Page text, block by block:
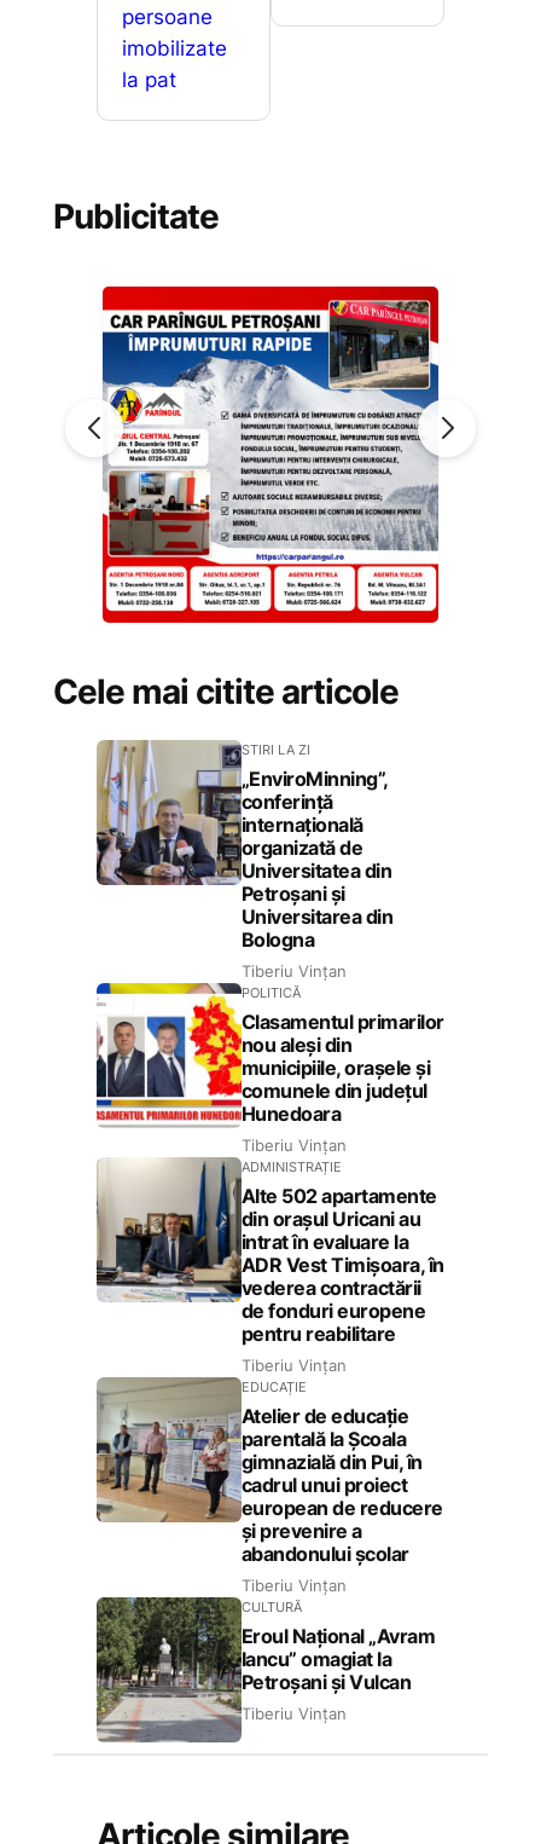
persoane
imobilizate
la pat
Publicitate
Cele mai citite articole
STIRI LA ZI
„EnviroMinning”,
conferință
internațională
organizată de
Universitatea din
Petroșani și
Universitarea din
Bologna
Tiberiu Vințan
POLITICĂ
Clasamentul primarilor
nou aleși din
municipiile, orașele și
comunele din județul
Hunedoara
Tiberiu Vințan
ADMINISTRAȚIE
Alte 502 apartamente
din orașul Uricani au
intrat în evaluare la
ADR Vest Timișoara, în
vederea contractării
de fonduri europene
pentru reabilitare
Tiberiu Vințan
EDUCAȚIE
Atelier de educație
parentală la Școala
gimnazială din Pui, în
cadrul unui proiect
european de reducere
și prevenire a
abandonului școlar
Tiberiu Vințan
CULTURĂ
Eroul Național „Avram
Iancu” omagiat la
Petroșani și Vulcan
Tiberiu Vințan
Articole similare